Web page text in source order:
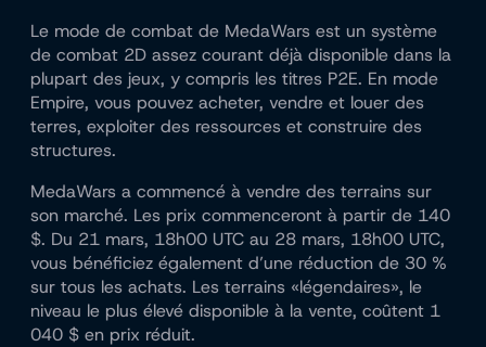
Le mode de combat de MedaWars est un système
de combat 2D assez courant déjà disponible dans la
plupart des jeux, y compris les titres P2E. En mode
Empire, vous pouvez acheter, vendre et louer des
terres, exploiter des ressources et construire des
structures.
MedaWars a commencé à vendre des terrains sur
son marché. Les prix commenceront à partir de 140
$. Du 21 mars, 18h00 UTC au 28 mars, 18h00 UTC,
vous bénéficiez également d’une réduction de 30 %
sur tous les achats. Les terrains «légendaires», le
niveau le plus élevé disponible à la vente, coûtent 1
040 $ en prix réduit.